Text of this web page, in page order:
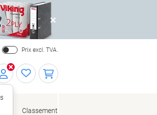
Close
Prix excl. TVA.
Classement